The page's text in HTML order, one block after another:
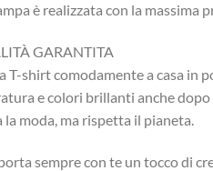
è realizzata con la massima
GARANTITA
T-shirt comodamente a casa in
e colori brillanti anche
moda, ma rispetta il pianeta.
sempre con te un tocco di